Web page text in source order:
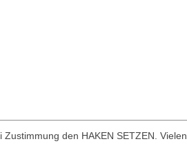
den HAKEN SETZEN. Vielen